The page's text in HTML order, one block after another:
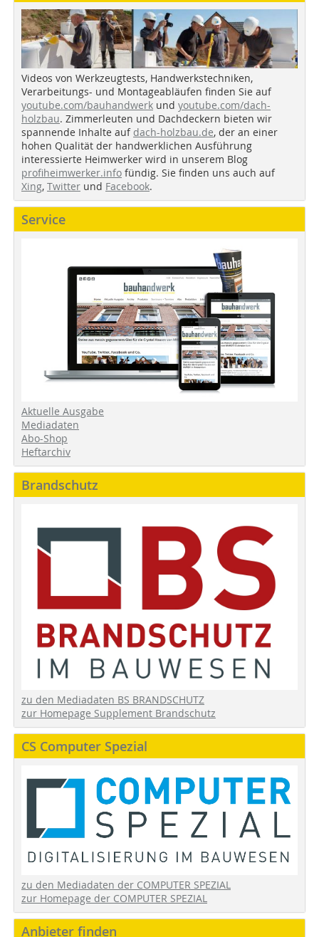
Videos von Werkzeugtests, Handwerkstechniken,
Verarbeitungs- und Montageabläufen finden Sie auf
youtube.com/bauhandwerk und youtube.com/dach-
holzbau. Zimmerleuten und Dachdeckern bieten wir
spannende Inhalte auf dach-holzbau.de, der an einer
hohen Qualität der handwerklichen Ausführung
interessierte Heimwerker wird in unserem Blog
profiheimwerker.info fündig. Sie finden uns auch auf
Xing, Twitter und Facebook.
Service
Aktuelle Ausgabe
Mediadaten
Abo-Shop
Heftarchiv
Brandschutz
zu den Mediadaten BS BRANDSCHUTZ
zur Homepage Supplement Brandschutz
CS Computer Spezial
zu den Mediadaten der COMPUTER SPEZIAL
zur Homepage der COMPUTER SPEZIAL
Anbieter finden